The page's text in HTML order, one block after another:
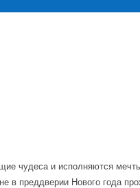
чудеса и исполняются
в преддверии Нового года